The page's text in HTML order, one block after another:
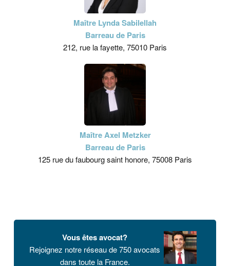
Maître Lynda Sabilellah
Barreau de Paris
212, rue la fayette, 75010 Paris
Maître Axel Metzker
Barreau de Paris
125 rue du faubourg saint honore, 75008 Paris
Vous êtes avocat?
Rejoignez notre réseau de 750 avocats
dans toute la France.